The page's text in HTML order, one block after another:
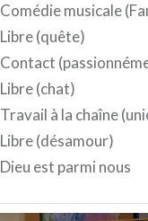
Comédie musicale
Libre (quête)
Contact
Libre (chat)
Travail à la chaîne
Libre (désamour)
Dieu est parmi nous